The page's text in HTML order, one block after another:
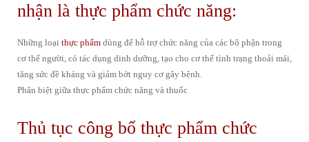
nhận là thực phẩm chức năng:
Những loại thực phẩm dùng để hỗ trợ chức năng của các bộ phận trong
cơ thể người, có tác dụng dinh dưỡng, tạo cho cơ thể tình trạng thoải mái,
tăng sức đề kháng và giảm bớt nguy cơ gây bệnh.
Phân biệt giữa thực phẩm chức năng và thuốc
Thủ tục công bố thực phẩm chức